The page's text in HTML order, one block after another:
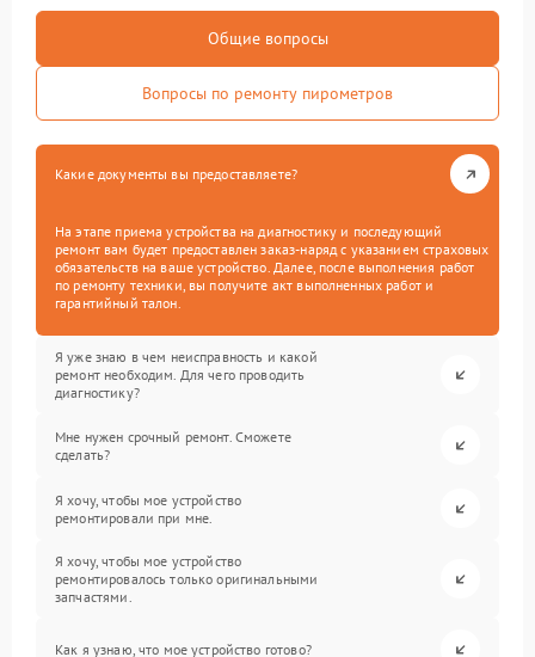
Общие вопросы
Вопросы по ремонту пирометров
Какие документы вы предоставляете?
На этапе приема устройства на диагностику и последующий
ремонт вам будет предоставлен заказ-наряд с указанием страховых
обязательств на ваше устройство. Далее, после выполнения работ
по ремонту техники, вы получите акт выполненных работ и
гарантийный талон.
Я уже знаю в чем неисправность и какой
ремонт необходим. Для чего проводить
диагностику?
Мне нужен срочный ремонт. Сможете
сделать?
Я хочу, чтобы мое устройство
ремонтировали при мне.
Я хочу, чтобы мое устройство
ремонтировалось только оригинальными
запчастями.
Как я узнаю, что мое устройство готово?